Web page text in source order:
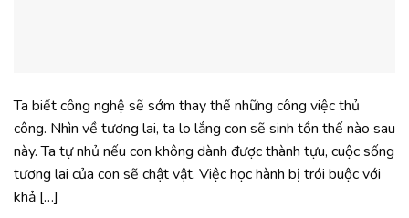
Ta biết công nghệ sẽ sớm thay thế những công việc thủ
công. Nhìn về tương lai, ta lo lắng con sẽ sinh tồn thế nào sau
này. Ta tự nhủ nếu con không dành được thành tựu, cuộc sống
tương lai của con sẽ chật vật. Việc học hành bị trói buộc với
khả […]